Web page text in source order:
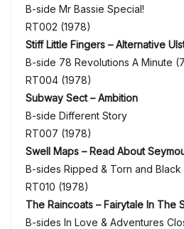
B-side Mr Bassie Special!
RT002 (1978)
Stiff Little Fingers – Alternative
B-side 78 Revolutions A Minute
RT004 (1978)
Subway Sect – Ambition
B-side Different Story
RT007 (1978)
Swell Maps – Read About
B-sides Ripped & Torn and Black
RT010 (1978)
The Raincoats – Fairytale In The
B-sides In Love & Adventures